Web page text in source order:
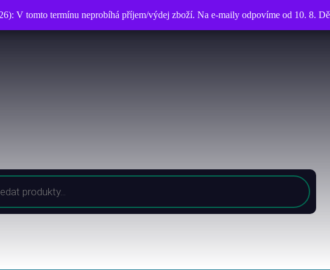
V tomto termínu neprobíhá příjem/výdej zboží. Na e-maily odpovíme od 10. 8.
V tomto termínu neprobíhá příjem/výdej zboží. Na e-maily odpovíme od 10. 8.